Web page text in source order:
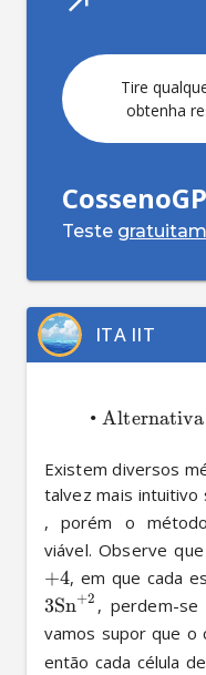
Teste
ITA IIT
•
Existem diversos
talvez mais
, porém o
viável. Observe
+4, em que cada
3Sn X
+2 , perdem-se
vamos supor que o
então cada célula de